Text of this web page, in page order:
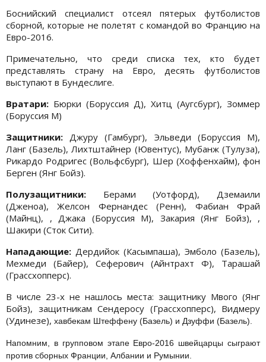
Боснийский специалист отсеял пятерых футболистов
сборной, которые не полетят с командой во Францию на
Евро-2016.
Примечательно, что среди списка тех, кто будет
представлять страну на Евро, десять футболистов
выступают в Бундеслиге.
Вратари: Бюрки (Боруссия Д), Хитц (Аугсбург), Зоммер
(Боруссия М)
Защитники: Джуру (Гамбург), Эльведи (Боруссия М),
Ланг (Базель), Лихтштайнер (Ювентус), Мубанж (Тулуза),
Рикардо Родригес (Вольфсбург), Шер (Хоффенхайм), фон
Берген (Янг Бойз).
Полузащитники: Берами (Уотфорд), Дземаили
(Дженоа), Желсон Фернандес (Ренн), Фабиан Фрай
(Майнц), , Джака (Боруссия М), Закария (Янг Бойз), ,
Шакири (Сток Сити).
Нападающие: Дердийок (Касымпаша), Эмболо (Базель),
Мехмеди (Байер), Сеферович (Айнтрахт Ф), Тарашай
(Грассхопперс).
В числе 23-х не нашлось места: защитнику Мвого (Янг
Бойз), защитникам Сендеросу (Грассхопперс), Видмеру
(Удинезе), хавбекам Штеффену (Базель) и Дзуффи (Базель).
Напомним, в групповом этапе Евро-2016 швейцарцы сыграют
против сборных Франции, Албании и Румынии.